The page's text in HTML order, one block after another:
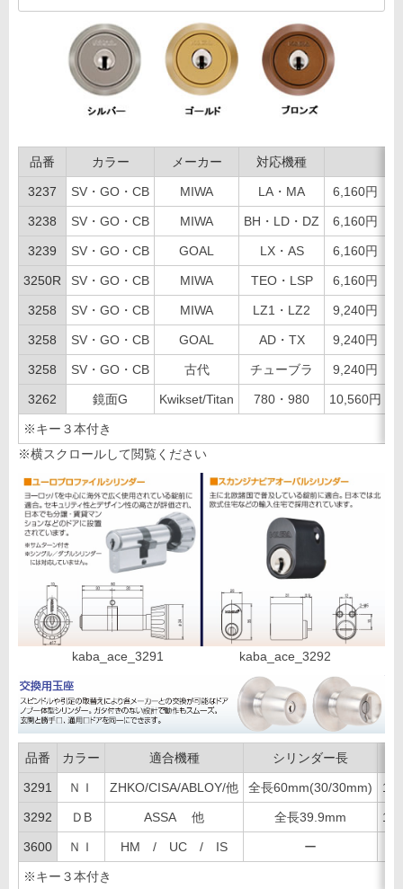
品番 カラー メーカー 対応機種
3237 SV・GO・CB MIWA LA・MA 6,160円（
3238 SV・GO・CB MIWA BH・LD・DZ 6,160円（
3239 SV・GO・CB GOAL LX・AS 6,160円（
3250R SV・GO・CB MIWA TEO・LSP 6,160円（
3258 SV・GO・CB MIWA LZ1・LZ2 9,240円（
3258 SV・GO・CB GOAL AD・TX 9,240円（
3258 SV・GO・CB 古代 チューブラ 9,240円（
3262 鏡面G Kwikset/Titan 780・980 10,560円（
※キー３本付き
※横スクロールして閲覧ください
kaba_ace_3291 kaba_ace_3292
品番 カラー 適合機種 シリンダー長
3291 ＮＩ ZHKO/CISA/ABLOY/他 全長60mm(30/30mm)
3292 ＤB ASSA 他 全長39.9mm
3600 ＮＩ HM / UC / IS ー
※キー３本付き